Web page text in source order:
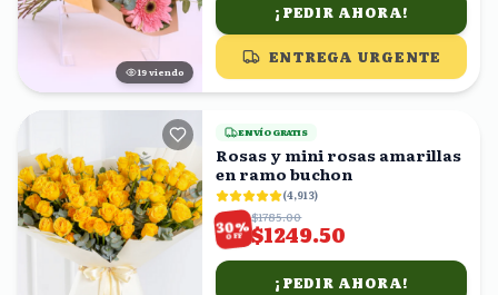
18 viendo
¡PEDIR AHORA!
ENTREGA URGENTE
ENVÍO GRATIS
Rosas y mini rosas amarillas
en ramo buchon
(4,913)
30%
OFF
$1785.00
$1249.50
¡PEDIR AHORA!